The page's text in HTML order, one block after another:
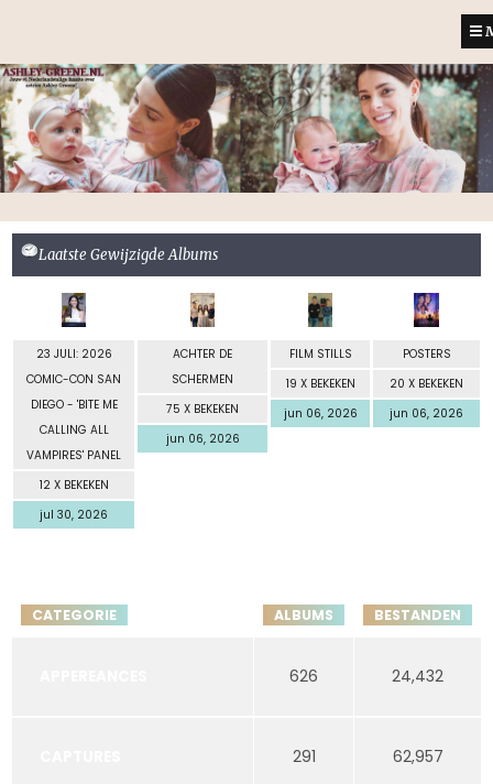
Laatste Gewijzigde Albums
23 JULI: 2026
COMIC-CON SAN
DIEGO - 'BITE ME
CALLING ALL
VAMPIRES' PANEL
12 X BEKEKEN
jul 30, 2026
ACHTER DE
SCHERMEN
75 X BEKEKEN
jun 06, 2026
FILM STILLS
19 X BEKEKEN
jun 06, 2026
POSTERS
20 X BEKEKEN
jun 06, 2026
CATEGORIE ALBUMS BESTANDEN
626 24,432
291 62,957